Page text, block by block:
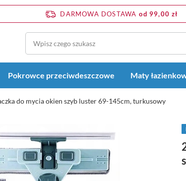
DARMOWA DOSTAWA od 99,00 zł
Pokrowce przeciwdeszczowe Maty
do mycia okien szyb luster 69-145cm, turkusowy